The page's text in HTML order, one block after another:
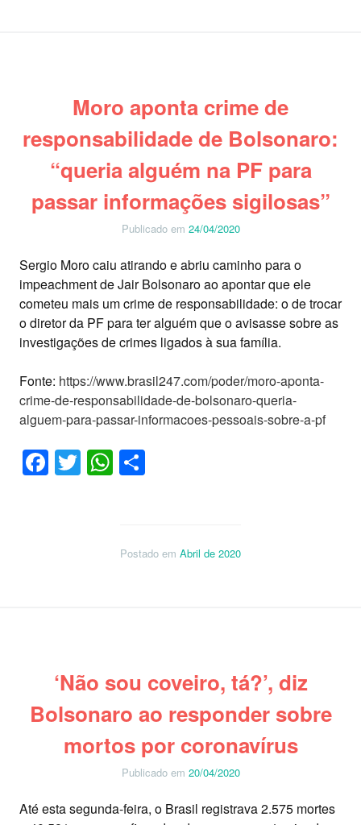
Moro aponta crime de
responsabilidade de Bolsonaro:
“queria alguém na PF para
passar informações sigilosas”
Publicado em 24/04/2020
Sergio Moro caiu atirando e abriu caminho para o
impeachment de Jair Bolsonaro ao apontar que ele
cometeu mais um crime de responsabilidade: o de trocar
o diretor da PF para ter alguém que o avisasse sobre as
investigações de crimes ligados à sua família.
Fonte: https://www.brasil247.com/poder/moro-aponta-
crime-de-responsabilidade-de-bolsonaro-queria-
alguem-para-passar-informacoes-pessoais-sobre-a-pf
Facebook
TwitterWhatsApp
Postado em Abril de 2020
‘Não sou coveiro, tá?’, diz
Bolsonaro ao responder sobre
mortos por coronavírus
Publicado em 20/04/2020
Até esta segunda-feira, o Brasil registrava 2.575 mortes